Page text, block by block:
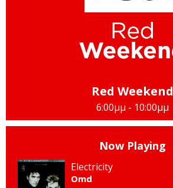
Red Weekend
6:00μμ - 10:00μμ
Now Playing
Electricity
Omd